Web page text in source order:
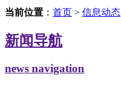
当前位置 ： 首页 > 信息动态
新闻导航
news navigation